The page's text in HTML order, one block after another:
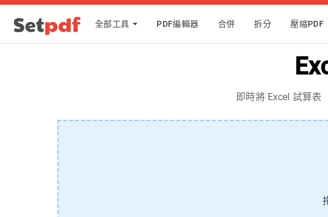
全部工具 PDF編輯器 合併 拆分 壓縮PDF
即時將 Excel 試算表